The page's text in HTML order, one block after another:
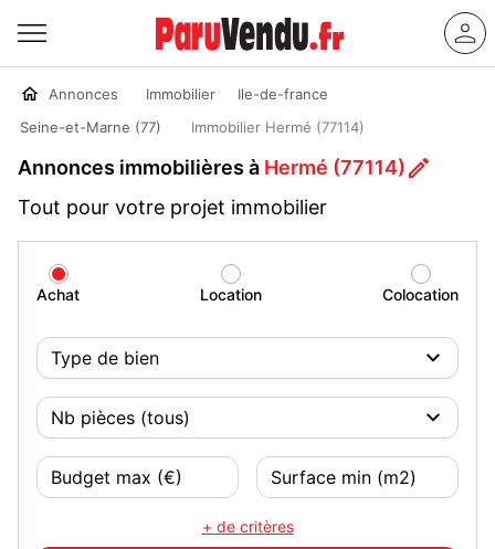
Annonces Immobilier
Ile-de-france
Seine-et-Marne (77)
Immobilier Hermé (77114)
Annonces immobilières à Hermé (77114)
Tout pour votre projet immobilier
Achat Location Colocation
+ de critères